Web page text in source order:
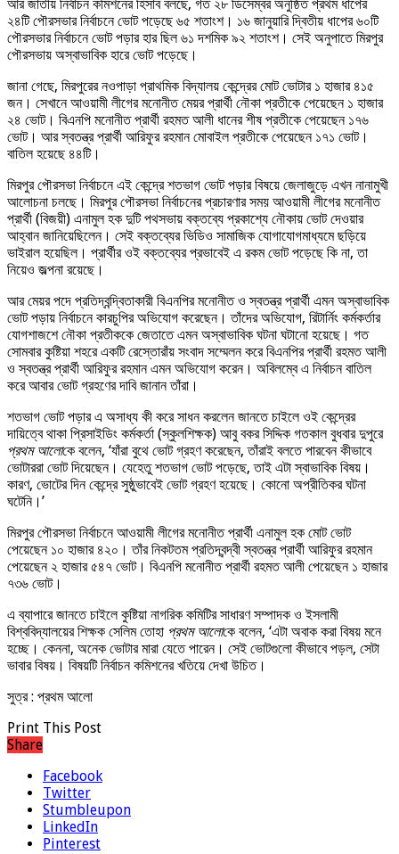
আর জাতীয় নির্বাচন কমিশনের হিসাব বলছে, গত ২৮ ডিসেম্বর অনুষ্ঠিত প্রথম ধাপের
২৪টি পৌরসভার নির্বাচনে ভোট পড়েছে ৬৫ শতাংশ। ১৬ জানুয়ারি দ্বিতীয় ধাপের ৬০টি
পৌরসভার নির্বাচনে ভোট পড়ার হার ছিল ৬১ দশমিক ৯২ শতাংশ। সেই অনুপাতে মিরপুর
পৌরসভায় অস্বাভাবিক হারে ভোট পড়েছে।
জানা গেছে, মিরপুরের নওপাড়া প্রাথমিক বিদ্যালয় কেন্দ্রের মোট ভোটার ১ হাজার ৪১৫
জন। সেখানে আওয়ামী লীগের মনোনীত মেয়র প্রার্থী নৌকা প্রতীকে পেয়েছেন ১ হাজার
২৪ ভোট। বিএনপি মনোনীত প্রার্থী রহমত আলী ধানের শীষ প্রতীকে পেয়েছেন ১৭৬
ভোট। আর স্বতন্ত্র প্রার্থী আরিফুর রহমান মোবাইল প্রতীকে পেয়েছেন ১৭১ ভোট।
বাতিল হয়েছে ৪৪টি।
মিরপুর পৌরসভা নির্বাচনে এই কেন্দ্রে শতভাগ ভোট পড়ার বিষয়ে জেলাজুড়ে এখন নানামুখী
আলোচনা চলছে। মিরপুর পৌরসভা নির্বাচনের প্রচারণার সময় আওয়ামী লীগের মনোনীত
প্রার্থী (বিজয়ী) এনামুল হক দুটি পথসভায় বক্তব্যে প্রকাশ্যে নৌকায় ভোট দেওয়ার
আহ্বান জানিয়েছিলেন। সেই বক্তব্যের ভিডিও সামাজিক যোগাযোগমাধ্যমে ছড়িয়ে
ভাইরাল হয়েছিল। প্রার্থীর ওই বক্তব্যের প্রভাবেই এ রকম ভোট পড়েছে কি না, তা
নিয়েও জল্পনা রয়েছে।
আর মেয়র পদে প্রতিদ্বন্দ্বিতাকারী বিএনপির মনোনীত ও স্বতন্ত্র প্রার্থী এমন অস্বাভাবিক
ভোট পড়ায় নির্বাচনে কারচুপির অভিযোগ করেছেন। তাঁদের অভিযোগ, রিটার্নিং কর্মকর্তার
যোগশাজশে নৌকা প্রতীককে জেতাতে এমন অস্বাভাবিক ঘটনা ঘটানো হয়েছে। গত
সোমবার কুষ্টিয়া শহরে একটি রেস্তোরাঁয় সংবাদ সম্মেলন করে বিএনপির প্রার্থী রহমত আলী
ও স্বতন্ত্র প্রার্থী আরিফুর রহমান এমন অভিযোগ করেন। অবিলম্বে এ নির্বাচন বাতিল
করে আবার ভোট গ্রহণের দাবি জানান তাঁরা।
শতভাগ ভোট পড়ার এ অসাধ্য কী করে সাধন করলেন জানতে চাইলে ওই কেন্দ্রের
দায়িত্বে থাকা প্রিসাইডিং কর্মকর্তা (স্কুলশিক্ষক) আবু বকর সিদ্দিক গতকাল বুধবার দুপুরে
প্রথম আলোকে বলেন, ‘যাঁরা বুথে ভোট গ্রহণ করেছেন, তাঁরাই বলতে পারবেন কীভাবে
ভোটাররা ভোট দিয়েছেন। যেহেতু শতভাগ ভোট পড়েছে, তাই এটা স্বাভাবিক বিষয়।
কারণ, ভোটের দিন কেন্দ্রে সুষ্ঠুভাবেই ভোট গ্রহণ হয়েছে। কোনো অপ্রীতিকর ঘটনা
ঘটেনি।’
মিরপুর পৌরসভা নির্বাচনে আওয়ামী লীগের মনোনীত প্রার্থী এনামুল হক মোট ভোট
পেয়েছেন ১০ হাজার ৪২০। তাঁর নিকটতম প্রতিদ্বন্দ্বী স্বতন্ত্র প্রার্থী আরিফুর রহমান
পেয়েছেন ২ হাজার ৫৪৭ ভোট। বিএনপি মনোনীত প্রার্থী রহমত আলী পেয়েছেন ১ হাজার
৭৩৬ ভোট।
এ ব্যাপারে জানতে চাইলে কুষ্টিয়া নাগরিক কমিটির সাধারণ সম্পাদক ও ইসলামী
বিশ্ববিদ্যালয়ের শিক্ষক সেলিম তোহা প্রথম আলোকে বলেন, ‘এটা অবাক করা বিষয় মনে
হচ্ছে। কেননা, অনেক ভোটার মারা যেতে পারেন। সেই ভোটগুলো কীভাবে পড়ল, সেটা
ভাবার বিষয়। বিষয়টি নির্বাচন কমিশনের খতিয়ে দেখা উচিত।
সুত্র : প্রথম আলো
Print This Post
Share
Facebook
Twitter
Stumbleupon
LinkedIn
Pinterest